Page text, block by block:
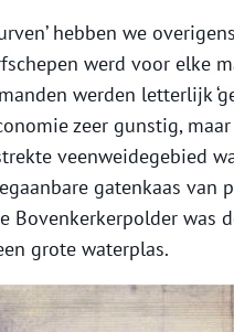
hebben we
werd voor elke
werden letterlijk
zeer gunstig,
veenweidegebied
gatenkaas van
Bovenkerkerpolder was
grote waterplas.